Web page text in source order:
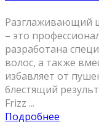
Разглаживающий
– это
разработана
волос, а также
избавляет от
блестящий
Frizz ...
Подробнее